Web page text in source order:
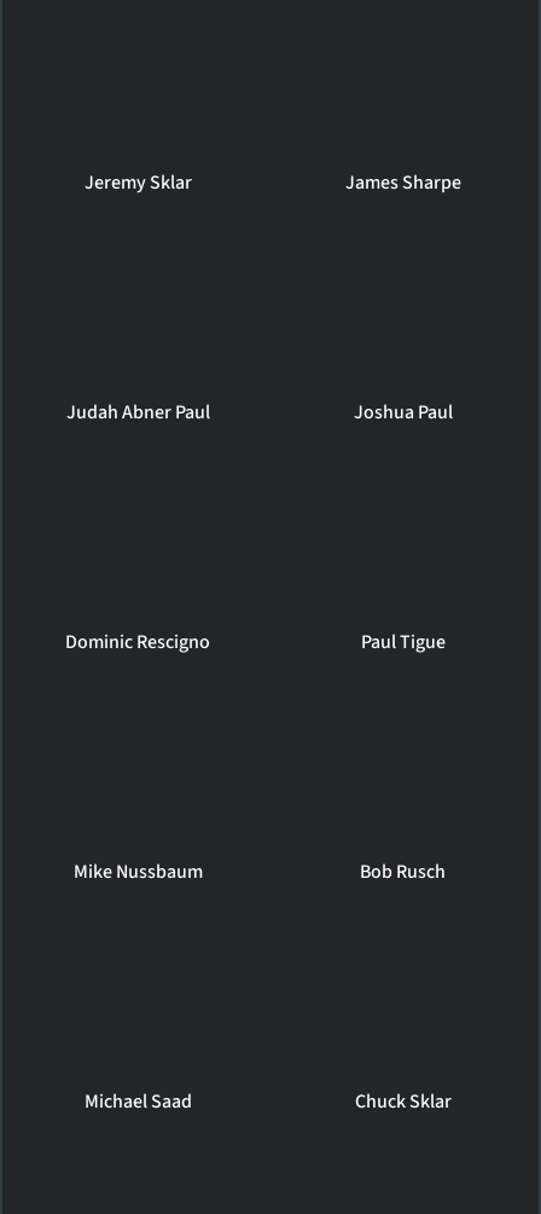
Jeremy Sklar James Sharpe
Judah Abner Paul Joshua Paul
Dominic Rescigno Paul Tigue
Mike Nussbaum Bob Rusch
Michael Saad Chuck Sklar